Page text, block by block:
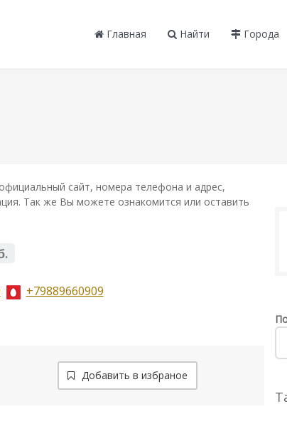
Главная Найти Города
сайт, номера телефона и адрес,
Так же Вы можете ознакомится или оставить
+79889660909
Добавить в избраное